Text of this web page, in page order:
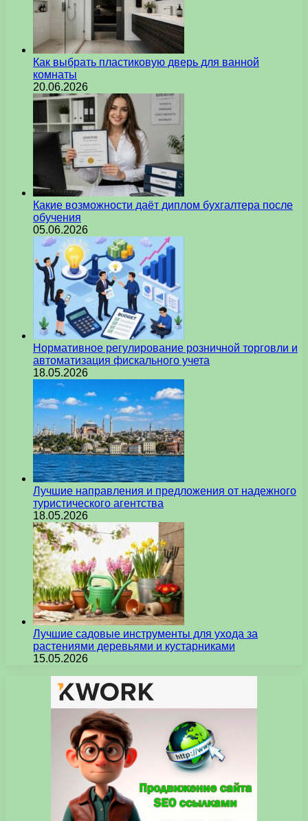
Как выбрать пластиковую дверь для ванной
комнаты
20.06.2026
Какие возможности даёт диплом бухгалтера после
обучения
05.06.2026
Нормативное регулирование розничной торговли и
автоматизация фискального учета
18.05.2026
Лучшие направления и предложения от надежного
туристического агентства
18.05.2026
Лучшие садовые инструменты для ухода за
растениями деревьями и кустарниками
15.05.2026